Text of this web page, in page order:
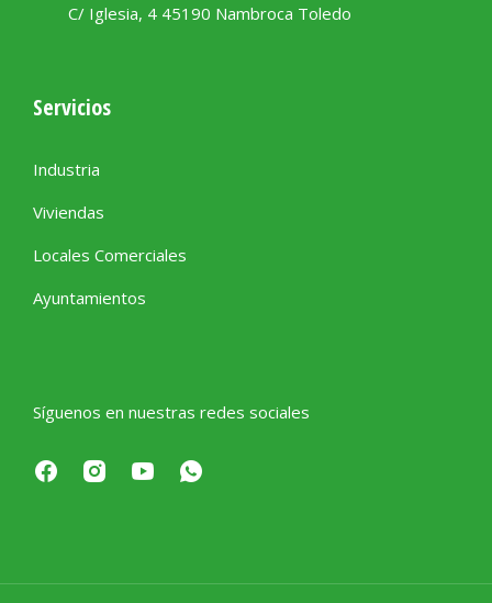
C/ Iglesia, 4 45190 Nambroca Toledo
Servicios
Industria
Viviendas
Locales Comerciales
Ayuntamientos
Síguenos en nuestras redes sociales